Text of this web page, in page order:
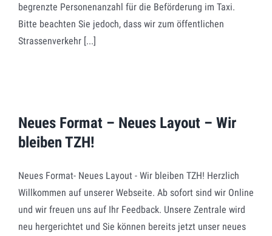
begrenzte Personenanzahl für die Beförderung im Taxi.
Bitte beachten Sie jedoch, dass wir zum öffentlichen
Strassenverkehr [...]
Layout – Wir bleiben TZH!
Neues Format – Neues Layout – Wir
bleiben TZH!
Neues Format- Neues Layout - Wir bleiben TZH! Herzlich
Willkommen auf unserer Webseite. Ab sofort sind wir Online
und wir freuen uns auf Ihr Feedback. Unsere Zentrale wird
neu hergerichtet und Sie können bereits jetzt unser neues